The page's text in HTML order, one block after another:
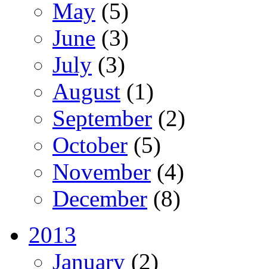
May (5)
June (3)
July (3)
August (1)
September (2)
October (5)
November (4)
December (8)
2013
January (2)